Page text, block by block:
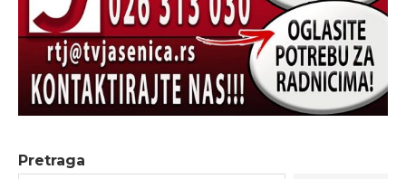
Pretraga